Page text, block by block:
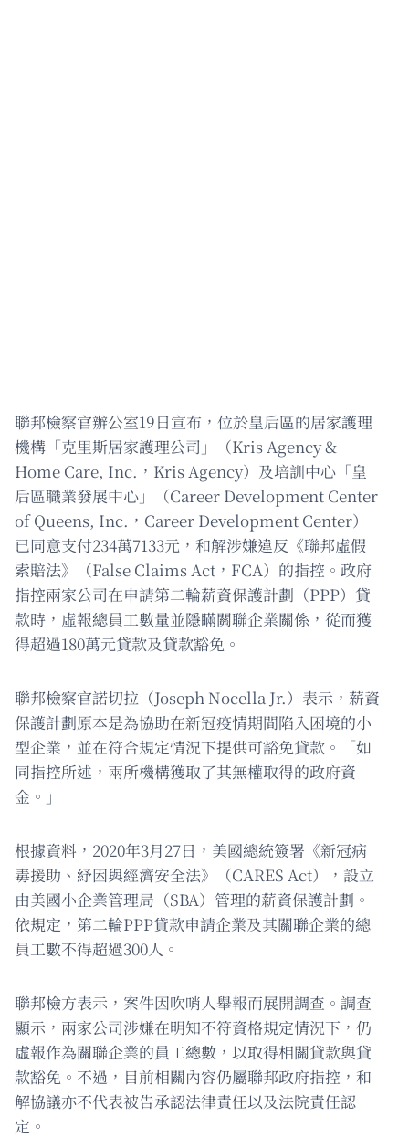
聯邦檢察官辦公室19日宣布，位於皇后區的居家護理
機構「克里斯居家護理公司」（Kris Agency &
Home Care, Inc.，Kris Agency）及培訓中心「皇
后區職業發展中心」（Career Development Center
of Queens, Inc.，Career Development Center）
已同意支付234萬7133元，和解涉嫌違反《聯邦虛假
索賠法》（False Claims Act，FCA）的指控。政府
指控兩家公司在申請第二輪薪資保護計劃（PPP）貸
款時，虛報總員工數量並隱瞞關聯企業關係，從而獲
得超過180萬元貸款及貸款豁免。
聯邦檢察官諾切拉（Joseph Nocella Jr.）表示，薪資
保護計劃原本是為協助在新冠疫情期間陷入困境的小
型企業，並在符合規定情況下提供可豁免貸款。「如
同指控所述，兩所機構獲取了其無權取得的政府資
金。」
根據資料，2020年3月27日，美國總統簽署《新冠病
毒援助、紓困與經濟安全法》（CARES Act），設立
由美國小企業管理局（SBA）管理的薪資保護計劃。
依規定，第二輪PPP貸款申請企業及其關聯企業的總
員工數不得超過300人。
聯邦檢方表示，案件因吹哨人舉報而展開調查。調查
顯示，兩家公司涉嫌在明知不符資格規定情況下，仍
虛報作為關聯企業的員工總數，以取得相關貸款與貸
款豁免。不過，目前相關內容仍屬聯邦政府指控，和
解協議亦不代表被告承認法律責任以及法院責任認
定。